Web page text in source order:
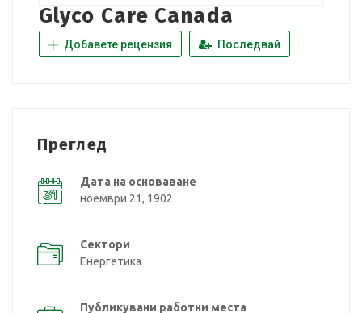
Glyco Care Canada
Добавете рецензия Последвай
Преглед
Дата на основаване
ноември 21, 1902
Сектори
Енергетика
Публикувани работни места